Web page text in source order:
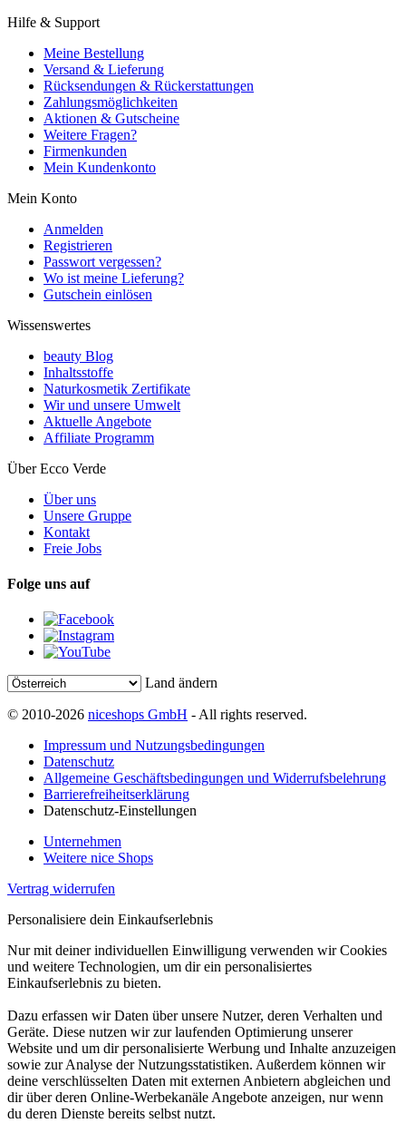
Hilfe & Support
Meine Bestellung
Versand & Lieferung
Rücksendungen & Rückerstattungen
Zahlungsmöglichkeiten
Aktionen & Gutscheine
Weitere Fragen?
Firmenkunden
Mein Kundenkonto
Mein Konto
Anmelden
Registrieren
Passwort vergessen?
Wo ist meine Lieferung?
Gutschein einlösen
Wissenswertes
beauty Blog
Inhaltsstoffe
Naturkosmetik Zertifikate
Wir und unsere Umwelt
Aktuelle Angebote
Affiliate Programm
Über Ecco Verde
Über uns
Unsere Gruppe
Kontakt
Freie Jobs
Folge uns auf
Land ändern
© 2010-2026 niceshops GmbH - All rights reserved.
Impressum und Nutzungsbedingungen
Datenschutz
Allgemeine Geschäftsbedingungen und Widerrufsbelehrung
Barrierefreiheitserklärung
Datenschutz-Einstellungen
Unternehmen
Weitere nice Shops
Vertrag widerrufen
Personalisiere dein Einkaufserlebnis
Nur mit deiner individuellen Einwilligung verwenden wir Cookies
und weitere Technologien, um dir ein personalisiertes
Einkaufserlebnis zu bieten.
Dazu erfassen wir Daten über unsere Nutzer, deren Verhalten und
Geräte. Diese nutzen wir zur laufenden Optimierung unserer
Website und um dir personalisierte Werbung und Inhalte anzuzeigen
sowie zur Analyse der Nutzungsstatistiken. Außerdem können wir
deine verschlüsselten Daten mit externen Anbietern abgleichen und
dir über deren Online-Werbekanäle Angebote anzeigen, nur wenn
du deren Dienste bereits selbst nutzt.